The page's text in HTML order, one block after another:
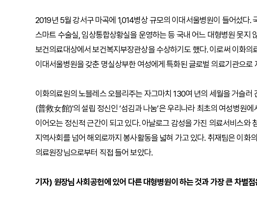
2019년 5월 강서구 마곡에 1,014병상 규모의 이대서울병원이 들어섰다.
스마트 수술실, 임상통합상황실을 운영하는 등 국내 어느 대형병원 못지
보건의료대상에서 보건복지부장관상을 수상하기도 했다. 이로써 이화
이대서울병원을 갖춘 명실상부한 여성에게 특화된 글로벌 의료기관으로
이화의료원의 노블레스 오블리주는 자그마치 130여 년의 세월을 거슬
(普救女館)'의 설립 정신인 ‘섬김과 나눔’은 우리나라 최초의 여성병원
이어오는 정신적 근간이 되고 있다. 아날로그 감성을 가진 의료서비스와
지역사회를 넘어 해외로까지 봉사활동을 넓혀 가고 있다. 취재팀은 이화
의료원장님으로부터 직접 들어 보았다.
기자) 원장님 사회공헌에 있어 다른 대형병원이 하는 것과 가장 큰 차별